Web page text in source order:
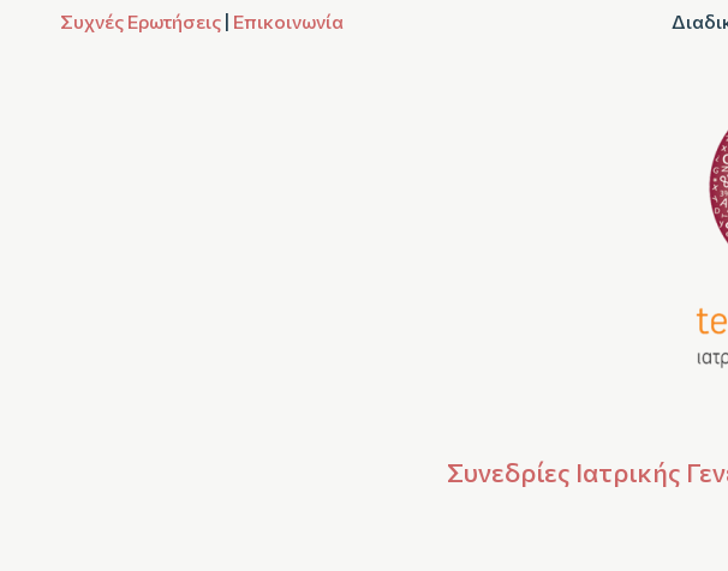
Συχνές Ερωτήσεις | Επικοινωνία
Συνεδρίες Ιατρικής